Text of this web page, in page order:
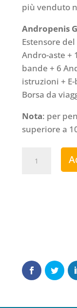
più venduto
Andropenis
Estensore
Andro-aste +
bande + 6
istruzioni +
Borsa da
Nota: per
superiore a
Gold